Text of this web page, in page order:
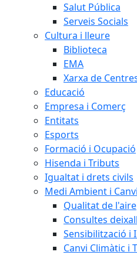
Salut Pública
Serveis Socials
Cultura i lleure
Biblioteca
EMA
Xarxa de
Educació
Empresa i Comerç
Entitats
Esports
Formació i Ocupació
Hisenda i Tributs
Igualtat i drets civils
Medi Ambient i
Qualitat de l'aire
Consultes
Sensibilització i
Canvi Climàtic i